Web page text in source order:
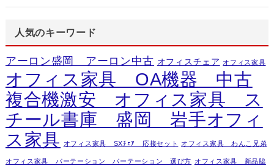
人気のキーワード
アーロン盛岡 アーロン中古 オフィスチェア オフィス家具
オフィス家具 OA機器 中古
複合機激安 オフィス家具 ス
チール書庫 盛岡 岩手オフィ
ス家具
オフィス家具 SXﾁｪｱ 応接セット オフィス家具 わんこ兄弟
オフィス家具 パーテーション パーテーション 選び方 オフィス家具 新品脇